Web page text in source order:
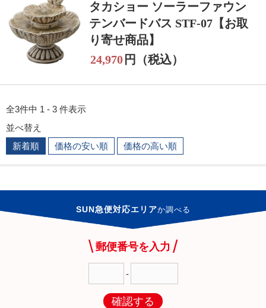
タカショー ソーラーファウン
テンバードバス STF-07【お取
り寄せ商品】
24,970 円（税込）
全3件中 1 - 3 件表示
並べ替え
新着順
価格の安い順 価格の高い順
SUN急便対応エリアか調べる
郵便番号を入力
-
確認する